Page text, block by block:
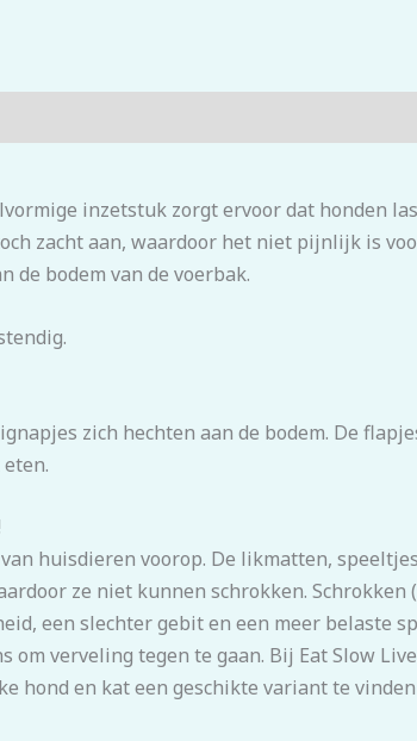
inzetstuk zorgt ervoor dat honden
zacht aan, waardoor het niet pijnlijk is
de bodem van de voerbak.
zich hechten aan de bodem. De
huisdieren voorop. De likmatten,
ze niet kunnen schrokken.
een slechter gebit en een meer belaste
verveling tegen te gaan. Bij Eat Slow
hond en kat een geschikte variant te